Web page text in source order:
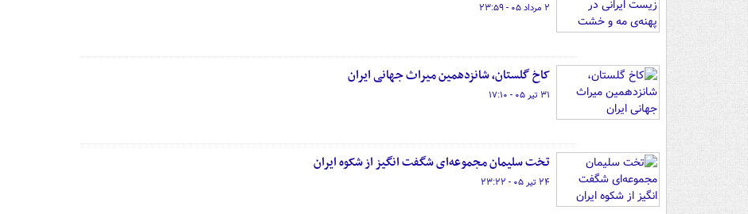
۲ مرداد ۰۵ - ۲۳:۵۹
کاخ گلستان، شانزدهمین میراث جهانی ایران
۳۱ تیر ۰۵ - ۱۷:۱۰
تخت سلیمان مجموعه‌ای شگفت انگیز از شکوه ایران
۲۴ تیر ۰۵ - ۲۳:۲۲